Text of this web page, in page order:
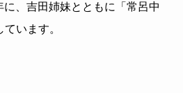
、吉田姉妹とともに「常呂中
います。